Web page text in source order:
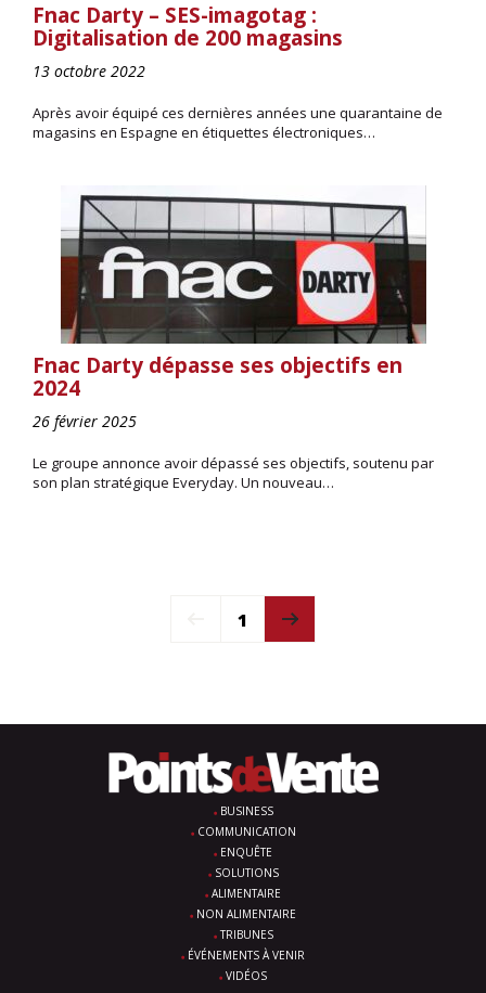
Fnac Darty – SES-imagotag :
Digitalisation de 200 magasins
13 octobre 2022
Après avoir équipé ces dernières années une quarantaine de
magasins en Espagne en étiquettes électroniques…
Fnac Darty dépasse ses objectifs en
2024
26 février 2025
Le groupe annonce avoir dépassé ses objectifs, soutenu par
son plan stratégique Everyday. Un nouveau…
1
BUSINESS
COMMUNICATION
ENQUÊTE
SOLUTIONS
ALIMENTAIRE
NON ALIMENTAIRE
TRIBUNES
ÉVÉNEMENTS À VENIR
VIDÉOS